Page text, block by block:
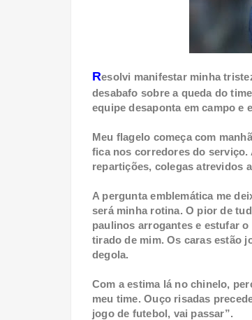
Resolvi manifestar minha
desabafo sobre a queda do
equipe desaponta em campo e
Meu flagelo começa com
fica nos corredores do
repartições, colegas atrevidos
A pergunta emblemática me
será minha rotina. O pior de
paulinos arrogantes e estufar
tirado de mim. Os caras estão
degola.
Com a estima lá no chinelo,
meu time. Ouço risadas
jogo de futebol, vai passar”.